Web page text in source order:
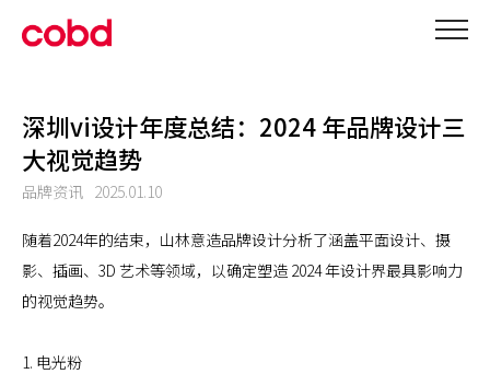
深圳vi设计年度总结：2024 年品牌设计三
大视觉趋势
品牌资讯 2025.01.10
随着2024年的结束，山林意造品牌设计分析了涵盖平面设计、摄
影、插画、3D 艺术等领域，以确定塑造 2024 年设计界最具影响力
的视觉趋势。
1. 电光粉